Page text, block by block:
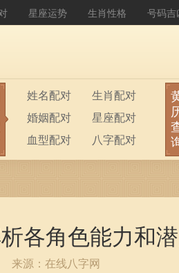
星座运势 生肖性格 号码吉
姓名配对
生肖配对
婚姻配对
星座配对
血型配对
八字配对
各角色能力和潜
来源：在线八字网